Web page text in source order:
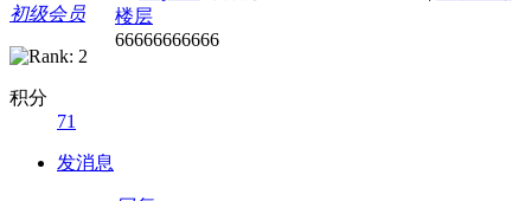
初级会员
积分
71
发消息
楼层
66666666666